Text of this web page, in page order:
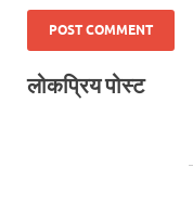
लोकप्रिय पोस्ट